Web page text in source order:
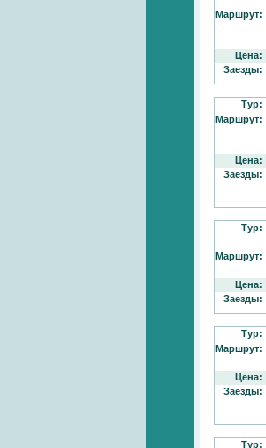
Маршрут:
Цена:
Заезды:
Тур:
Маршрут:
Цена:
Заезды:
Тур:
Маршрут:
Цена:
Заезды:
Тур:
Маршрут:
Цена:
Заезды:
Тур: